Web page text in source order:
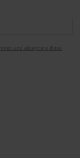
und akzeptiere diese.